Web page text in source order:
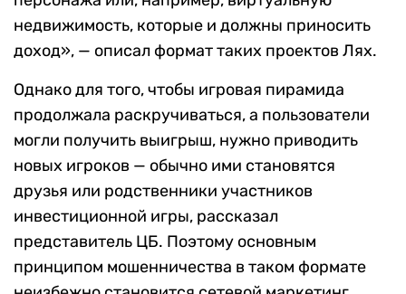
недвижимость, которые и должны приносить
доход», — описал формат таких проектов Лях.
Однако для того, чтобы игровая пирамида
продолжала раскручиваться, а пользователи
могли получить выигрыш, нужно приводить
новых игроков — обычно ими становятся
друзья или родственники участников
инвестиционной игры, рассказал
представитель ЦБ. Поэтому основным
принципом мошенничества в таком формате